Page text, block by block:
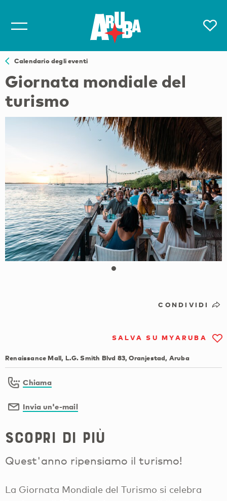
Calendario degli eventi
Giornata mondiale del
turismo
CONDIVIDI
SALVA SU MYARUBA
Renaissance Mall, L.G. Smith Blvd 83, Oranjestad, Aruba
Chiama
Invia un'e-mail
Scopri di più
Quest'anno ripensiamo il turismo!
La Giornata Mondiale del Turismo si celebra